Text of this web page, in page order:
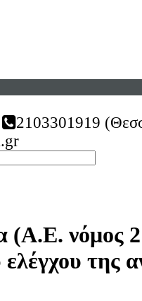
2103301919
(Α.Ε. νόμος
της